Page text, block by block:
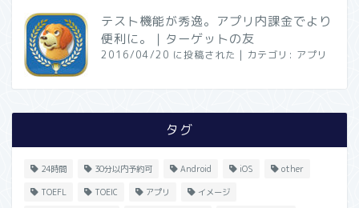
テスト機能が秀逸。アプリ内課金でより
便利に。｜ターゲットの友
2016/04/20 に投稿された | カテゴリ: アプリ
タグ
24時間 30分以内予約可 Android iOS other
TOEFL TOEIC アプリ イメージ